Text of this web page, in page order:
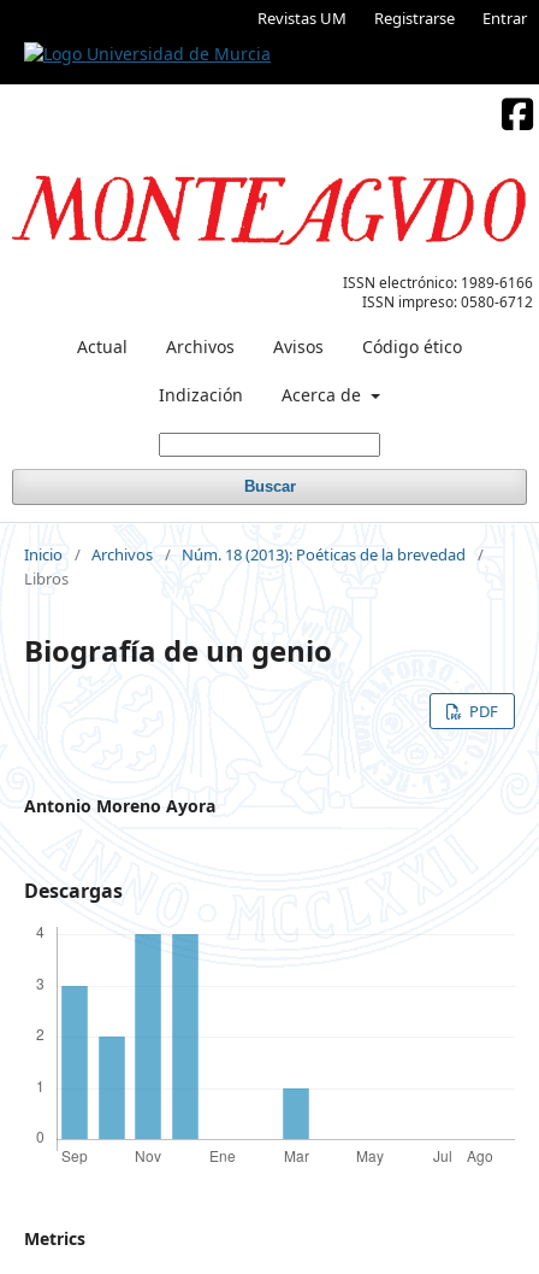
Revistas UM Registrarse Entrar
ISSN electrónico: 1989-6166
ISSN impreso:0580-6712
Actual Archivos Avisos Código ético
Indización Acerca de
Buscar
Inicio / Archivos / Núm. 18 (2013): Poéticas de la brevedad
/
Libros
Biografía de un genio
PDF
Antonio Moreno Ayora
Descargas
Metrics